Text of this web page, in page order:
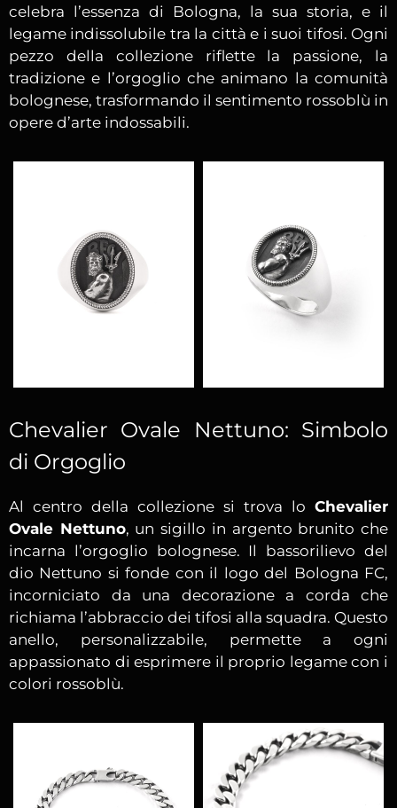
celebra l’essenza di Bologna, la sua storia, e il
legame indissolubile tra la città e i suoi tifosi. Ogni
pezzo della collezione riflette la passione, la
tradizione e l’orgoglio che animano la comunità
bolognese, trasformando il sentimento rossoblù in
opere d’arte indossabili.
Chevalier Ovale Nettuno: Simbolo
di Orgoglio
Al centro della collezione si trova lo Chevalier
Ovale Nettuno, un sigillo in argento brunito che
incarna l’orgoglio bolognese. Il bassorilievo del
dio Nettuno si fonde con il logo del Bologna FC,
incorniciato da una decorazione a corda che
richiama l’abbraccio dei tifosi alla squadra. Questo
anello, personalizzabile, permette a ogni
appassionato di esprimere il proprio legame con i
colori rossoblù.